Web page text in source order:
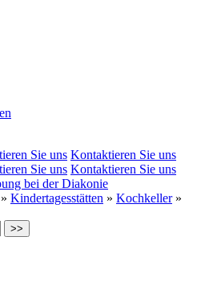
Sie uns Kontaktieren Sie uns
Sie uns Kontaktieren Sie uns
bei der Diakonie
» Kindertagesstätten » Kochkeller»
>>